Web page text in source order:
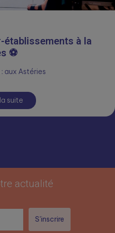
établissements à la
⚽
aux Astéries
suite
actualité